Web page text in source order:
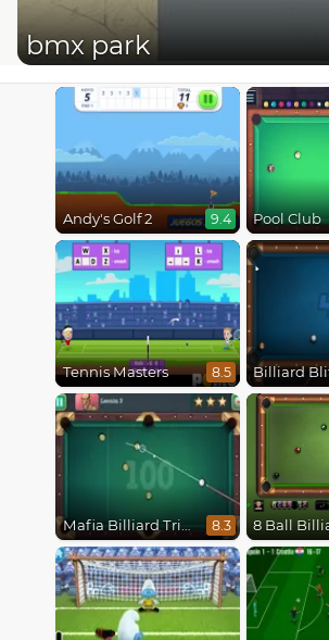
bmx park
Andy's Golf 2 9.4 Pool Club
Tennis Masters 8.5
Mafia Billiard Tricks 8.3